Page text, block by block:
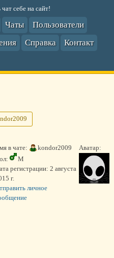
себе на сайт!
Чаты
Пользователи
Справка
Контакт
Аватар:
в чате:
kоndor2009
М
регистрации: 2 августа
г.
личное